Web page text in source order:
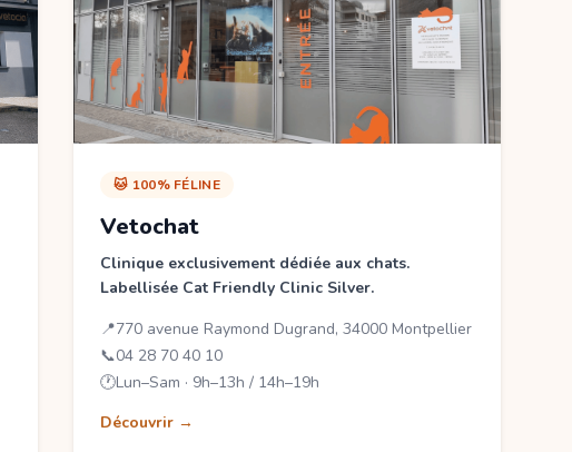
🐱 100% FÉLINE
Vetochat
Clinique exclusivement dédiée aux chats.
Labellisée Cat Friendly Clinic Silver.
📍770 avenue Raymond Dugrand, 34000 Montpellier
📞04 28 70 40 10
🕐Lun–Sam · 9h–13h / 14h–19h
Découvrir →